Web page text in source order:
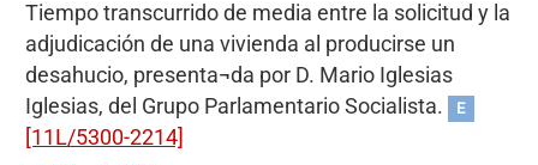
Tiempo transcurrido de media entre la solicitud y la
adjudicación de una vivienda al producirse un
desahucio, presenta¬da por D. Mario Iglesias
Iglesias, del Grupo Parlamentario Socialista.
E
[11L/5300-2214]